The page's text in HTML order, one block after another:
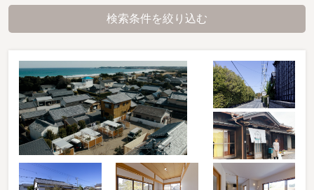
検索条件を絞り込む